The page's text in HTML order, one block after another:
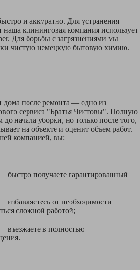
и аккуратно. Для устранения
клининговая компания использует
Для борьбы с загрязнениями мы
чистую немецкую бытовую химию.
дома после ремонта — одно из
сервиса "Братья Чистовы". Полную
начала уборки, но только после того,
на объекте и оценит объем работ.
компанией, вы:
гарантированный
от необходимости
сложной работой;
в полностью